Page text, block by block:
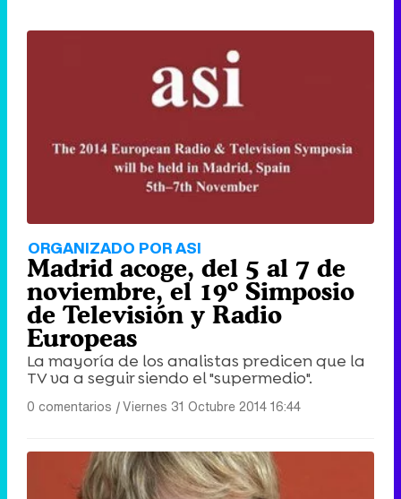
ORGANIZADO POR ASI
Madrid acoge, del 5 al 7 de
noviembre, el 19º Simposio
de Televisión y Radio
Europeas
La mayoría de los analistas predicen que la
TV va a seguir siendo el "supermedio".
0 comentarios |Viernes 31 Octubre 2014 16:44